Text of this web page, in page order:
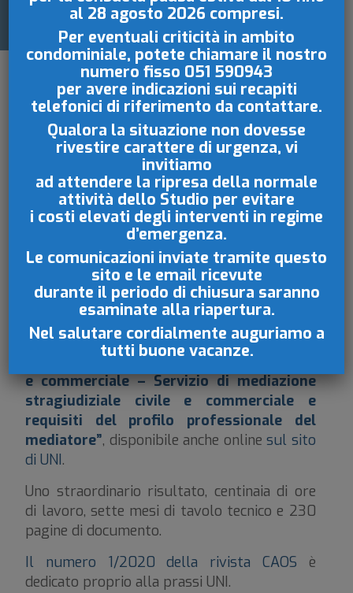
La Prassi di Riferimento UNI sul
procedimento di mediazione civile è
finalmente realtà.
Hanno partecipato al tavolo di lavoro il
Responsabile di ICAF dott. Ivan Giordano
(project leader) e i mediatori ICAF facenti
parte del Centro Studi ADR.
Di seguito è possibile visionareil
documento “Mediazione in materia civile
e commerciale – Servizio di mediazione
stragiudiziale civile e commerciale e
requisiti del profilo professionale del
mediatore”, disponibile anche onlinesul sito
di UNI.
Uno straordinario risultato, centinaia di ore
di lavoro, sette mesi di tavolo tecnico e 230
pagine di documento.
Il numero 1/2020 della rivista CAOS è
dedicato proprio alla prassi UNI.
al 28 agosto 2026 compresi.
Per eventuali criticità in ambito
condominiale, potete chiamare il nostro
numero fisso 051 590943
per avere indicazioni sui recapiti
telefonici di riferimento da contattare.
Qualora la situazione non dovesse
rivestire carattere di urgenza, vi
invitiamo
ad attendere la ripresa della normale
attività dello Studio per evitare
i costi elevati degli interventi in regime
d’emergenza.
Le comunicazioni inviate tramite questo
sito e le email ricevute
durante il periodo di chiusura saranno
esaminate alla riapertura.
Nel salutare cordialmente auguriamo a
tutti buone vacanze.